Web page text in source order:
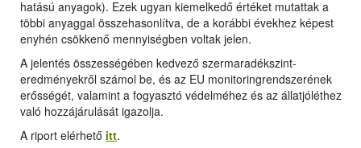
hatású anyagok). Ezek ugyan kiemelkedő értéket mutattak a
többi anyaggal összehasonlítva, de a korábbi évekhez képest
enyhén csökkenő mennyiségben voltak jelen.
A jelentés összességében kedvező szermaradékszint-
eredményekről számol be, és az EU monitoringrendszerének
erősségét, valamint a fogyasztó védelméhez és az állatjóléthez
való hozzájárulását igazolja.
A riport elérhető itt.